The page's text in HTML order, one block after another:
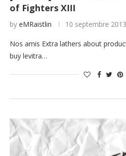
of Fighters XIII
by eMRaistlin 10 septembre 2013
Nos amis Extra lathers about
buy levitra…